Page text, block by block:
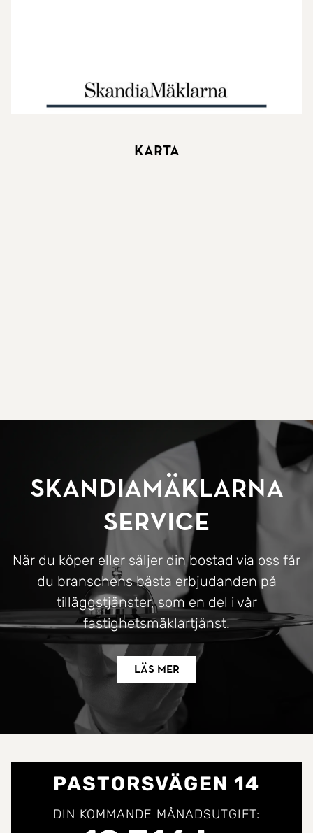
Karta
SkandiaMäklarna
Service
När du köper eller säljer din bostad via oss får
du branschens bästa erbjudanden på
tilläggstjänster, som en del i vår
fastighetsmäklartjänst.
Läs mer